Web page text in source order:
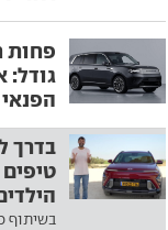
פחות
גודל:
בשיתוף